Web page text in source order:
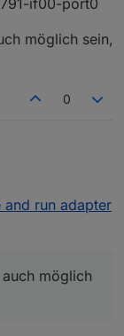
möglich sein,
0
and run adapter
möglich